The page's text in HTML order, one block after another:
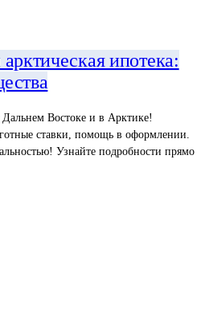
ипотека:
Востоке и в Арктике!
ставки, помощь в оформлении.
Узнайте подробности прямо